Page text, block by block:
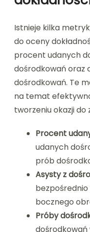
Istnieje kilka
do oceny
procent udanych
dośrodkowań oraz
dośrodkowań. Te
na temat
tworzeniu okazji
Procent
udanych
prób
Asysty z
bocznego
Próby